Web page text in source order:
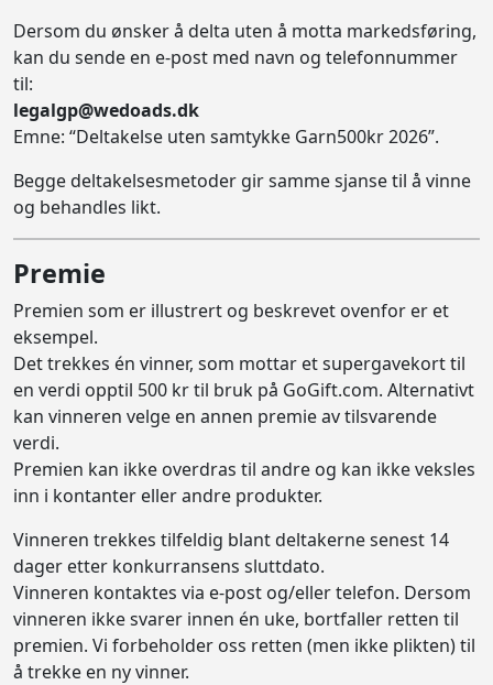
Dersom du ønsker å delta uten å motta markedsføring,
kan du sende en e-post med navn og telefonnummer
til:
legalgp@wedoads.dk
Emne: “Deltakelse uten samtykke Garn500kr 2026”.
Begge deltakelsesmetoder gir samme sjanse til å vinne
og behandles likt.
Premie
Premien som er illustrert og beskrevet ovenfor er et
eksempel.
Det trekkes én vinner, som mottar et supergavekort til
en verdi opptil 500 kr til bruk på GoGift.com. Alternativt
kan vinneren velge en annen premie av tilsvarende
verdi.
Premien kan ikke overdras til andre og kan ikke veksles
inn i kontanter eller andre produkter.
Vinneren trekkes tilfeldig blant deltakerne senest 14
dager etter konkurransens sluttdato.
Vinneren kontaktes via e-post og/eller telefon. Dersom
vinneren ikke svarer innen én uke, bortfaller retten til
premien. Vi forbeholder oss retten (men ikke plikten) til
å trekke en ny vinner.